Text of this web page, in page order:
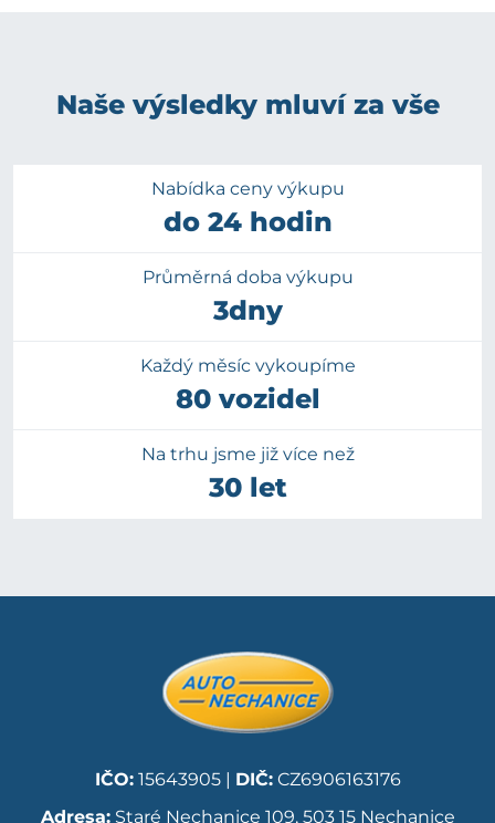
Naše výsledky mluví za vše
Nabídka ceny výkupu
do 24 hodin
Průměrná doba výkupu
3dny
Každý měsíc vykoupíme
80 vozidel
Na trhu jsme již více než
30 let
IČO:15643905 | DIČ:CZ6906163176
Adresa:Staré Nechanice 109, 503 15 Nechanice